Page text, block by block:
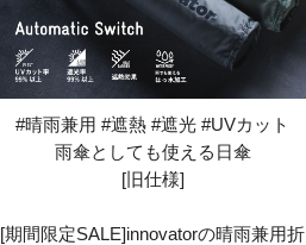
#晴雨兼用 #遮熱 #遮光 #UVカット
雨傘としても使える日傘
[旧仕様]
[期間限定SALE]innovatorの晴雨兼用折